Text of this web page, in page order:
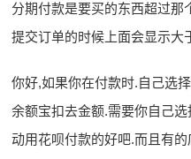
分期付款是要买的东西超过那
提交订单的时候上面会显示大
你好,如果你在付款时.自己选
余额宝扣去金额.需要你自己
动用花呗付款的好吧.而且有